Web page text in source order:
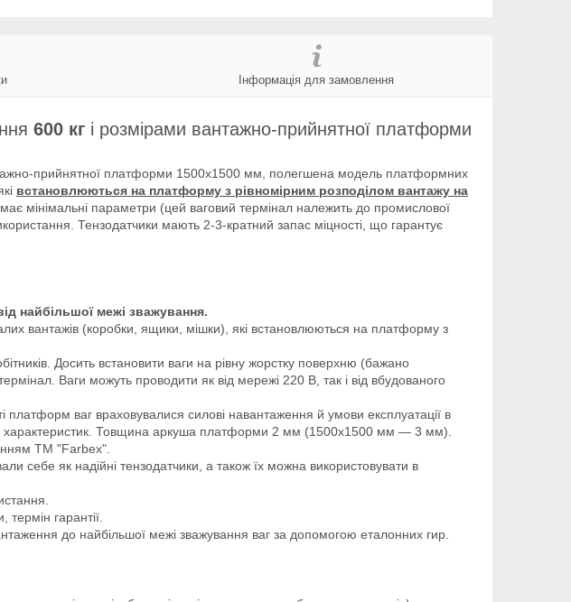
Інформація для замовлення
600 кг і розмірами вантажно-прийнятної платформи
прийнятної платформи 1500х1500 мм, полегшена модель платформних
встановлюються на платформу з рівномірним розподілом вантажу на
має мінімальні параметри (цей ваговий термінал належить до промислової
Тензодатчики мають 2-3-кратний запас міцності, що гарантує
найбільшої межі зважування.
вантажів (коробки, ящики, мішки), які встановлюються на платформу з
Досить встановити ваги на рівну жорстку поверхню (бажано
Ваги можуть проводити як від мережі 220 В, так і від вбудованого
платформ ваг враховувалися силові навантаження й умови експлуатації в
характеристик. Товщина аркуша платформи 2 мм (1500х1500 мм — 3 мм).
ТМ "Farbex".
себе як надійні тензодатчики, а також їх можна використовувати в
гарантії.
до найбільшої межі зважування ваг за допомогою еталонних гир.